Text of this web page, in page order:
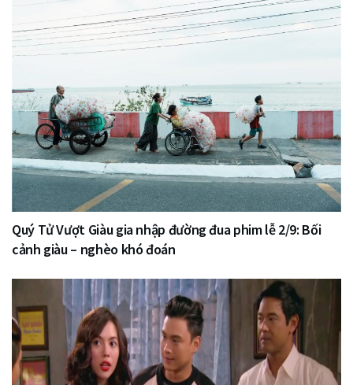
Quý Tử Vượt Giàu gia nhập đường đua phim lễ 2/9: Bối
cảnh giàu – nghèo khó đoán